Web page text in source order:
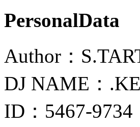
PersonalData
Author：
DJ NAME：
ID：5467-9734